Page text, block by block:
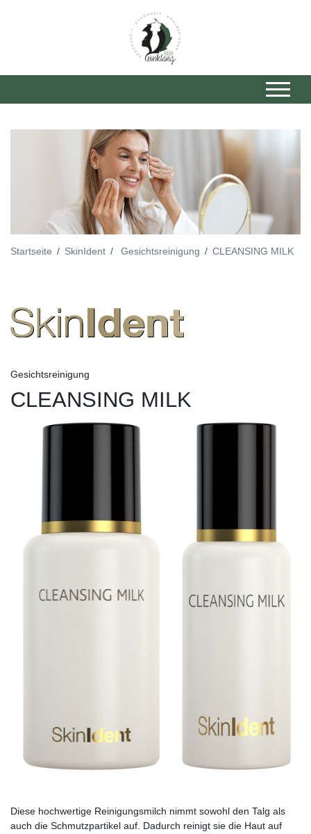
Startseite SkinIdent Gesichtsreinigung CLEANSING MILK
Gesichtsreinigung
CLEANSING MILK
Diese hochwertige Reinigungsmilch nimmt sowohl den Talg als
auch die Schmutzpartikel auf. Dadurch reinigt sie die Haut auf